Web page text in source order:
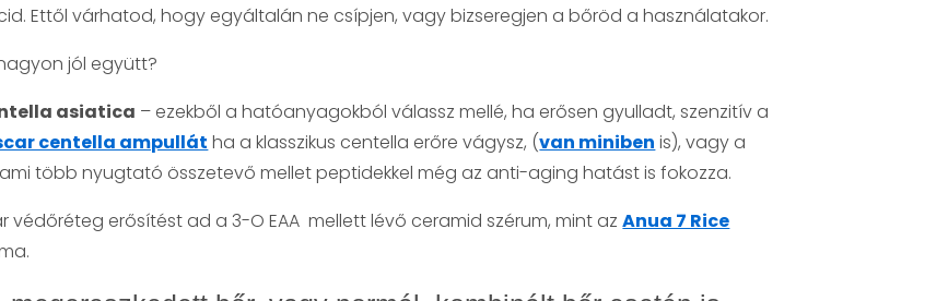
Ettől várhatod, hogy egyáltalán ne csípjen, vagy bizseregjen a bőröd a használatakor.
jól együtt?
asiatica – ezekből a hatóanyagokból válassz mellé, ha erősen gyulladt, szenzitív a
centella ampullát ha a klasszikus centella erőre vágysz, (van miniben is), vagy a
több nyugtató összetevő mellet peptidekkel még az anti-aging hatást is fokozza.
védőréteg erősítést ad a 3-O EAA mellett lévő ceramid szérum, mint azAnua 7 Rice